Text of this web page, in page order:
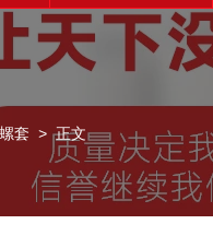
套 > 正文